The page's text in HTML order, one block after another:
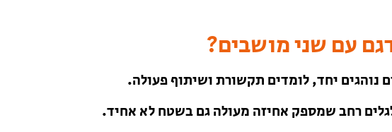
עם שני מושבים?
נוהגים יחד, לומדים תקשורת ושיתוף פעולה.
רחב שמספק אחיזה מעולה גם בשטח לא אחיד.